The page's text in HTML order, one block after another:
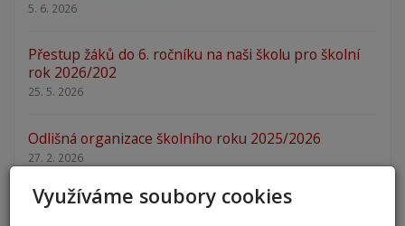
5. 6. 2026
Přestup žáků do 6. ročníku na naši školu pro školní
rok 2026/202
25. 5. 2026
Odlišná organizace školního roku 2025/2026
27. 2. 2026
Zápis 2026 - výsledky
Využíváme soubory cookies